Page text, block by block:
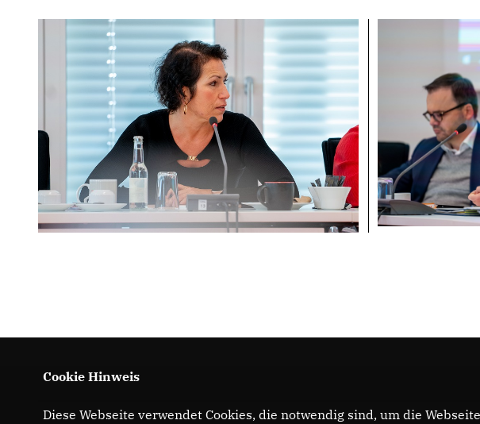
Cookie Hinweis
Diese Webseite verwendet Cookies, die notwendig sind, um die